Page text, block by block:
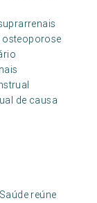
osteoporose
de causa
reúne